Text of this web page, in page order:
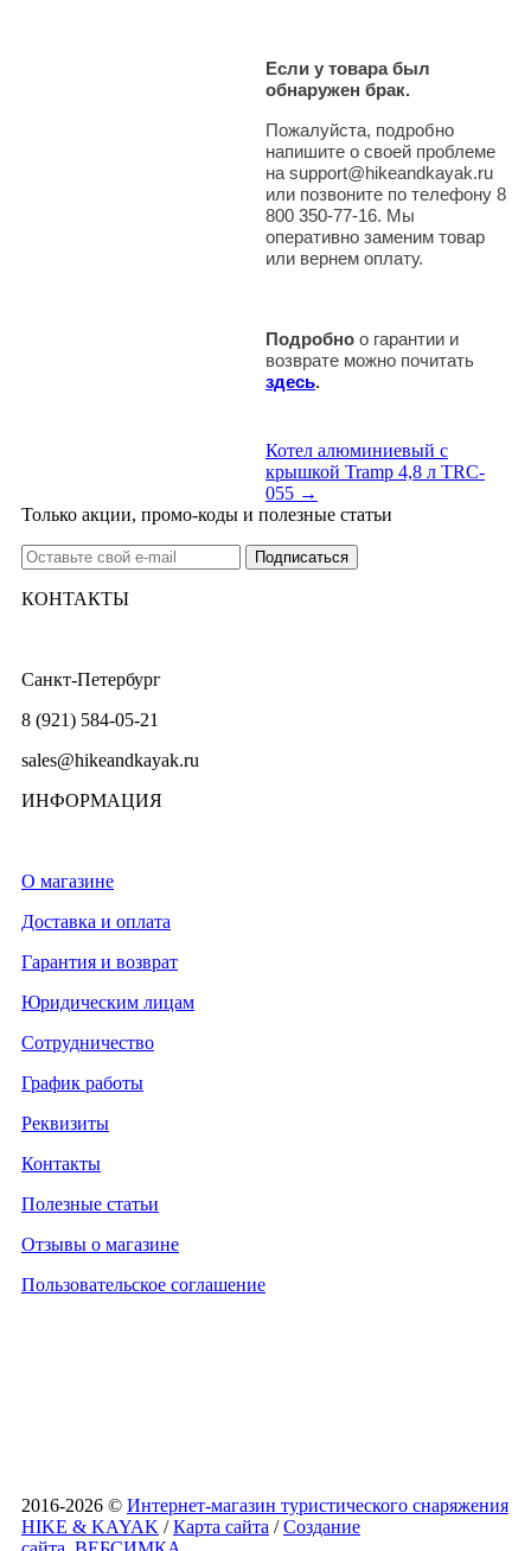
Если у товара был
обнаружен брак.
Пожалуйста, подробно
напишите о своей проблеме
на support@hikeandkayak.ru
или позвоните по телефону 8
800 350-77-16. Мы
оперативно заменим товар
или вернем оплату.
Подробно о гарантии и
возврате можно почитать
здесь.
Котел алюминиевый с
крышкой Tramp 4,8 л TRC-
055 →
Только акции, промо-коды и полезные статьи
КОНТАКТЫ
Санкт-Петербург
8 (921) 584-05-21
sales@hikeandkayak.ru
ИНФОРМАЦИЯ
О магазине
Доставка и оплата
Гарантия и возврат
Юридическим лицам
Сотрудничество
График работы
Реквизиты
Контакты
Полезные статьи
Отзывы о магазине
Пользовательское соглашение
2016-2026 © Интернет-магазин туристического снаряжения
HIKE & KAYAK /Карта сайта /Создание